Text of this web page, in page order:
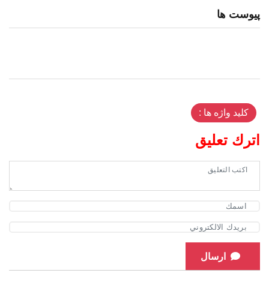
پیوست ها
کلید واژه ها :
اترك تعليق
ارسال